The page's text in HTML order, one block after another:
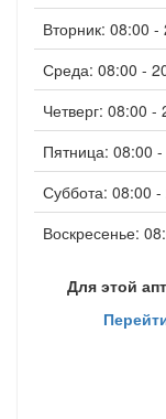
Вторник: 08:00 -
Среда: 08:00 -
Четверг: 08:00 -
Пятница: 08:00
Суббота: 08:00 -
Воскресенье:
Для этой